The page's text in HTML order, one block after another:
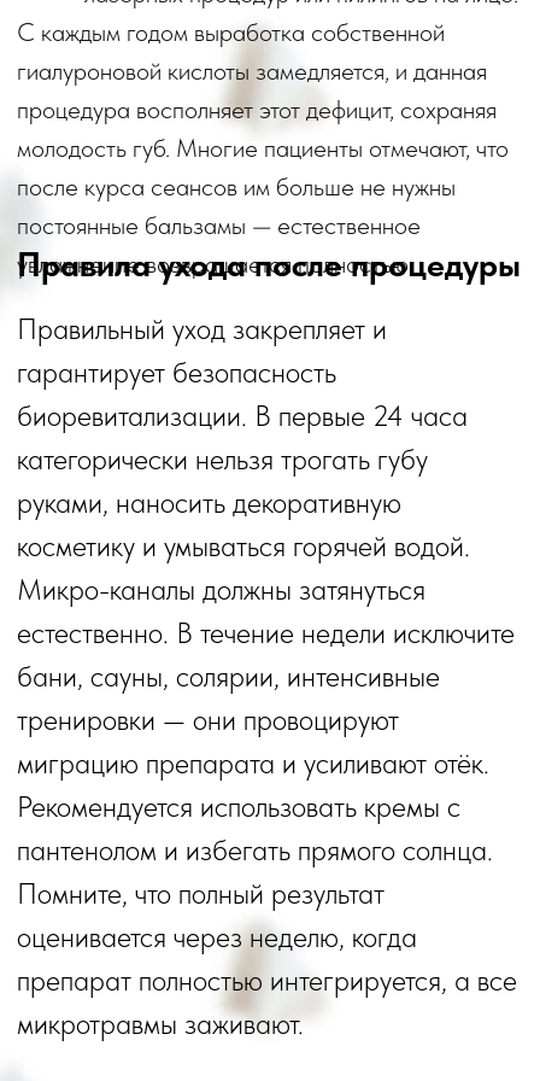
Сразу после оставления заявки вы получите видео "9 частых
, я ознакомился с политикой
обработки персональных данных и даю свое согласие на
обработку моих
Помните, что полный результат
оценивается через неделю, когда
препарат полностью интегрируется, а все
микротравмы заживают.